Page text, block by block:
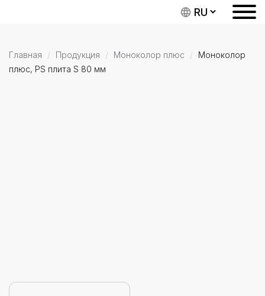
Главная Продукция Моноколор плюс
Моноколор
плюс, PS плита S 80 мм